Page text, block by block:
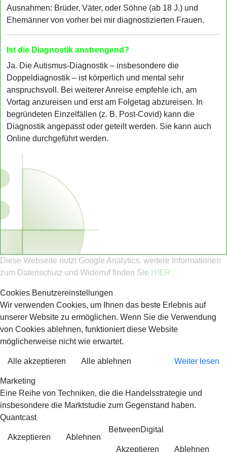
Ausnahmen: Brüder, Väter, oder Söhne (ab 18 J.) und
Ehemänner von vorher bei mir diagnostizierten Frauen.
Ist die Diagnostik anstrengend?
Ja. Die Autismus-Diagnostik – insbesondere die
Doppeldiagnostik – ist körperlich und mental sehr
anspruchsvoll. Bei weiterer Anreise empfehle ich, am
Vortag anzureisen und erst am Folgetag abzureisen. In
begründeten Einzelfällen (z. B. Post-Covid) kann die
Diagnostik angepasst oder geteilt werden. Sie kann auch
Online durchgeführt werden.
Diese Webseite nutzt Google Analytics, weitere Informationen
zum Datenschutz und Widerruf finden Sie HIER
Cookies Benutzereinstellungen
Wir verwenden Cookies, um Ihnen das beste Erlebnis auf
unserer Website zu ermöglichen. Wenn Sie die Verwendung
von Cookies ablehnen, funktioniert diese Website
möglicherweise nicht wie erwartet.
Alle akzeptieren Alle ablehnen Weiter lesen
Marketing
Eine Reihe von Techniken, die die Handelsstrategie und
insbesondere die Marktstudie zum Gegenstand haben.
Quantcast
Akzeptieren Ablehnen
BetweenDigital
Akzeptieren Ablehnen